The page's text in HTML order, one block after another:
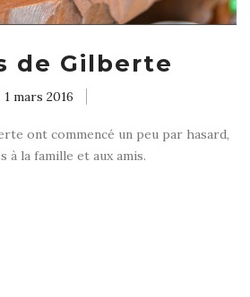
de Gilberte
1 mars 2016
ont commencé un peu par hasard,
à la famille et aux amis.